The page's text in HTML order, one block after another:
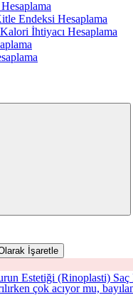
Endeksi Hesaplama
İhtiyacı Hesaplama
İşaretle
çok acıyor mu,
Estetiği (Rinoplasti)